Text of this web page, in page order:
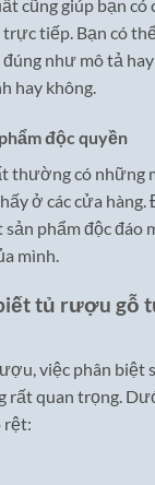
cũng giúp bạn có
tiếp. Bạn có
như mô tả
hay không.
độc quyền
thường có những
ở các cửa
phẩm độc đáo
mình.
tủ rượu gỗ
việc phân biệt
rất quan trọng.
rệt: